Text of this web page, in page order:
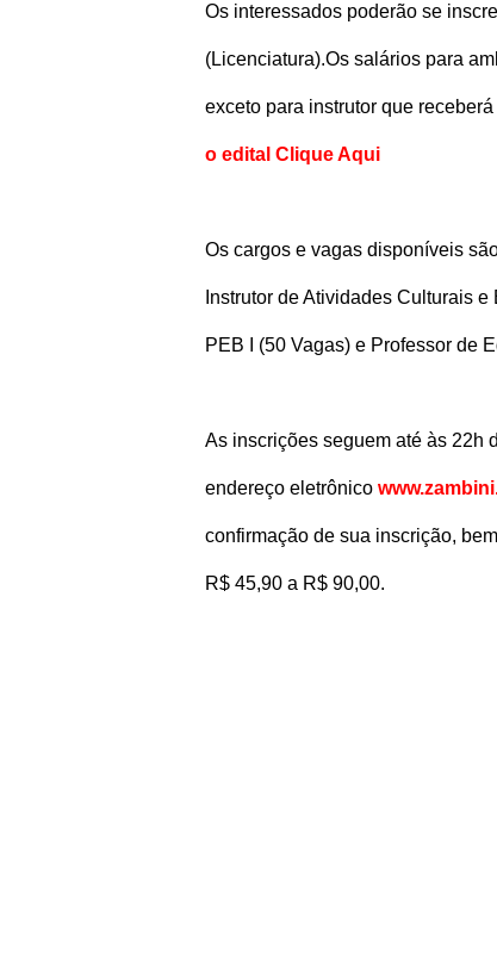
Os interessados poderão se
(Licenciatura).Os salários para
exceto para instrutor que
o edital Clique Aqui
Os cargos e vagas disponíveis
Instrutor de Atividades Culturais
PEB I (50 Vagas) e Professor de
As inscrições seguem até às 22h
endereço eletrônico
confirmação de sua inscrição,
R$ 45,90 a R$ 90,00.